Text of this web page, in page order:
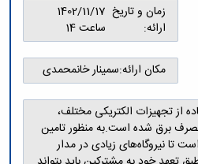
زمان و تاریخ
ارائه:
1402/11/17
ساعت 14
مکان ارائه:سمینار خانمحمدی
از تجهیزات الکتریکی مختلف،
برق شده است.به منظور تامین
تا نیروگاه‌های زیادی در مدار